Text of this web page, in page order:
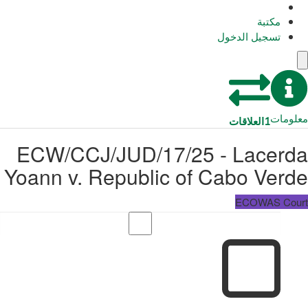
مكتبة
تسجيل الدخول
معلومات1العلاقات
ECW/CCJ/JUD/17/25 - Lacerda
Yoann v. Republic of Cabo Verde
ECOWAS Court